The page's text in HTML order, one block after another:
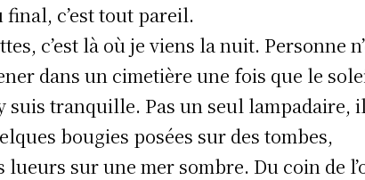
final, c’est tout pareil.
c’est là où je viens la nuit. Personne
dans un cimetière une fois que le
suis tranquille. Pas un seul lampadaire, il
bougies posées sur des tombes,
lueurs sur une mer sombre. Du coin de